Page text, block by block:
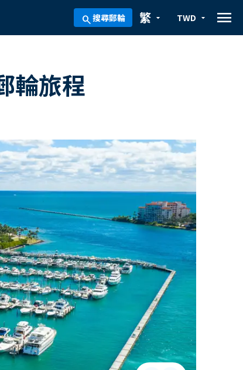
search搜尋郵輪 arrow_drop_down
繁 arrow_drop_down
TWD menu
輪旅程